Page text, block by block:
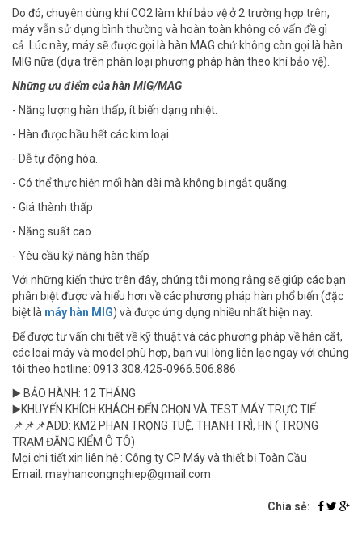
Do đó, chuyên dùng khí CO2 làm khí bảo vệ ở 2 trường hợp trên,
máy vẫn sử dụng bình thường và hoàn toàn không có vấn đề gì
cả. Lúc này, máy sẽ được gọi là hàn MAG chứ không còn gọi là hàn
MIG nữa (dựa trên phân loại phương pháp hàn theo khí bảo vệ).
Những ưu điểm của hàn MIG/MAG
- Năng lượng hàn thấp, ít biến dạng nhiệt.
- Hàn được hầu hết các kim loại.
- Dễ tự động hóa.
- Có thể thực hiện mối hàn dài mà không bị ngắt quãng.
- Giá thành thấp
- Năng suất cao
- Yêu cầu kỹ năng hàn thấp
Với những kiến thức trên đây, chúng tôi mong rằng sẽ giúp các bạn
phân biệt được và hiểu hơn về các phương pháp hàn phổ biến (đặc
biệt là máy hàn MIG) và được ứng dụng nhiều nhất hiện nay.
Để được tư vấn chi tiết về kỹ thuật và các phương pháp về hàn cắt,
các loại máy và model phù hợp, bạn vui lòng liên lạc ngay với chúng
tôi theo hotline: 0913.308.425-0966.506.886
▶️ BẢO HÀNH: 12 THÁNG
▶️KHUYẾN KHÍCH KHÁCH ĐẾN CHỌN VÀ TEST MÁY TRỰC TIẾ
📌📌📌ADD: KM2 PHAN TRỌNG TUỆ, THANH TRÌ, HN ( TRONG
TRẠM ĐĂNG KIỂM Ô TÔ)
Mọi chi tiết xin liên hệ : Công ty CP Máy và thiết bị Toàn Cầu
Email: mayhancongnghiep@gmail.com
Chia sẻ: